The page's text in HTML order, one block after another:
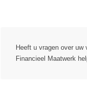
Heeft u vragen over uw
Financieel Maatwerk